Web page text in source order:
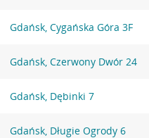
Gdańsk, Cygańska Góra 3F
Gdańsk, Czerwony Dwór 24
Gdańsk, Dębinki 7
Gdańsk, Długie Ogrody 6